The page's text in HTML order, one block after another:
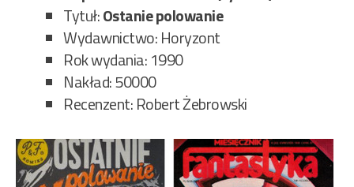
Tytuł:Ostanie polowanie
Wydawnictwo: Horyzont
Rok wydania: 1990
Nakład: 50000
Recenzent: Robert Żebrowski